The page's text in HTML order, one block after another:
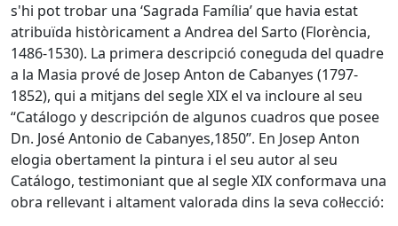
s'hi pot trobar una ‘Sagrada Família’ que havia estat
atribuïda històricament a Andrea del Sarto (Florència,
1486-1530). La primera descripció coneguda del quadre
a la Masia prové de Josep Anton de Cabanyes (1797-
1852), qui a mitjans del segle XIX el va incloure al seu
“Catálogo y descripción de algunos cuadros que posee
Dn. José Antonio de Cabanyes,1850”. En Josep Anton
elogia obertament la pintura i el seu autor al seu
Catálogo, testimoniant que al segle XIX conformava una
obra rellevant i altament valorada dins la seva col·lecció: